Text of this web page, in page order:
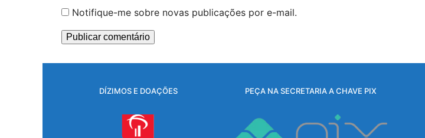
Notifique-me sobre novas publicações por e-mail.
DÍZIMOS E DOAÇÕES PEÇA NA SECRETARIA A CHAVE PIX